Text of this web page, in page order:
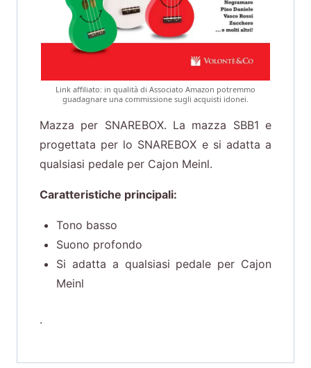
Link affiliato: in qualità di Associato Amazon potremmo
guadagnare una commissione sugli acquisti idonei.
Mazza per SNAREBOX. La mazza SBB1 e
progettata per lo SNAREBOX e si adatta a
qualsiasi pedale per Cajon Meinl.
Caratteristiche principali:
Tono basso
Suono profondo
Si adatta a qualsiasi pedale per Cajon
Meinl
.